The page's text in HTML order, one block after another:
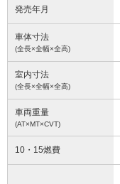
発売年月
車体寸法
(全長×全幅×全高)
室内寸法
(全長×全幅×全高)
車両重量
(AT×MT×CVT)
10・15燃費